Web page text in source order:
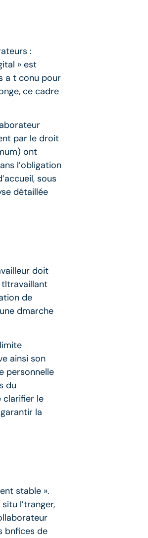
:
» est
a t conu pour
ce cadre
par le droit
ont
l’obligation
sous
détaillée
doit
tltravaillant
de
dmarche
ainsi son
personnelle
du
clarifier le
la
stable ».
l’tranger,
bnfices de